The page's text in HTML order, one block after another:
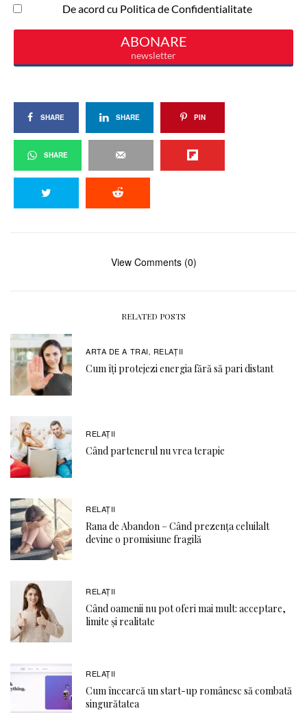
SHARE SHARE PIN
SHARE
View Comments (0)
RELATED POSTS
ARTA DE A TRAI, RELAŢII
Cum îți protejezi energia fără să pari distant
RELAŢII
Când partenerul nu vrea terapie
RELAŢII
Rana de Abandon – Când prezența celuilalt
devine o promisiune fragilă
RELAŢII
Când oamenii nu pot oferi mai mult: acceptare,
limite și realitate
RELAŢII
Cum încearcă un start-up românesc să combată
singurătatea